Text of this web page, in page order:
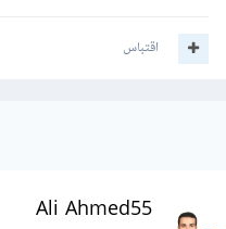
اقتباس
Ali Ahmed55